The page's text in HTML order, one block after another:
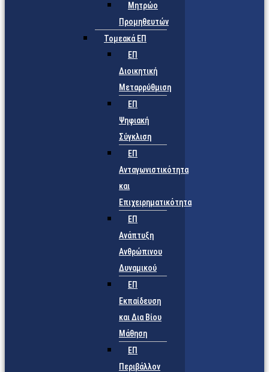
Μητρώο
Προμηθευτών
Τομεακά ΕΠ
ΕΠ
Διοικητική
Μεταρρύθμιση
ΕΠ
Ψηφιακή
Σύγκλιση
ΕΠ
Ανταγωνιστικότητα
και
Επιχειρηματικότητα
ΕΠ
Ανάπτυξη
Ανθρώπινου
Δυναμικού
ΕΠ
Εκπαίδευση
και Δια Βίου
Μάθηση
ΕΠ
Περιβάλλον